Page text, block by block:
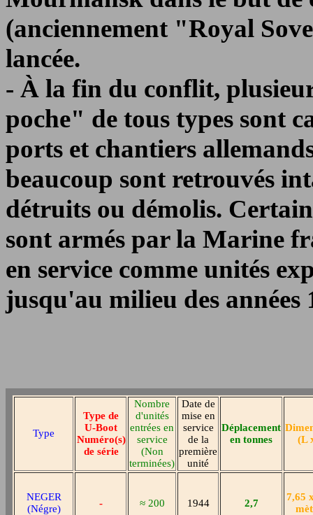
(anciennement "Royal
lancée.
- À la fin du conflit,
poche" de tous types sont
ports et chantiers
beaucoup sont retrouvés
détruits ou démolis.
sont armés par la Marine
en service comme unités
jusqu'au milieu des années
Type
Type de
U-Boot
Numéro(s)
de série
Nombre
d'unités
entrées en
service
(Non
terminées)
Date de
mise en
service
de la
première
unité
Déplacement
en tonnes
(L
NEGER
(Négre)
- ≈ 200 1944 2,7
7,65